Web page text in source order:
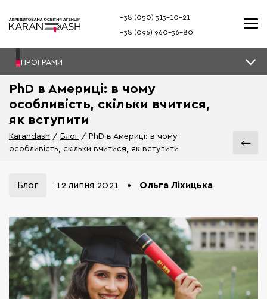
+38 (050) 313–10-21
+38 (096) 960–36-80
ПРОГРАМИ
PhD в Америці: в чому
особливість, скільки вчитися,
як вступити
Karandash Блог
PhD в Америці: в чому
особливість, скільки вчитися, як вступити
Блог 12 липня 2021 • Ольга Ліхицька